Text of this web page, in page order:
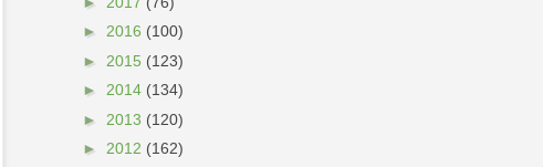
► 2016 (100)
► 2015 (123)
► 2014 (134)
► 2013 (120)
► 2012 (162)